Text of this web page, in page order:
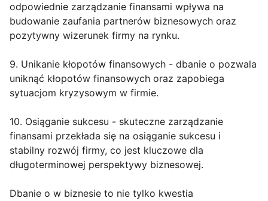
odpowiednie zarządzanie finansami wpływa na
budowanie zaufania partnerów biznesowych oraz
pozytywny wizerunek firmy na rynku.
9. Unikanie kłopotów finansowych - dbanie o pozwala
uniknąć kłopotów finansowych oraz zapobiega
sytuacjom kryzysowym w firmie.
10. Osiąganie sukcesu - skuteczne zarządzanie
finansami przekłada się na osiąganie sukcesu i
stabilny rozwój firmy, co jest kluczowe dla
długoterminowej perspektywy biznesowej.
Dbanie o w biznesie to nie tylko kwestia